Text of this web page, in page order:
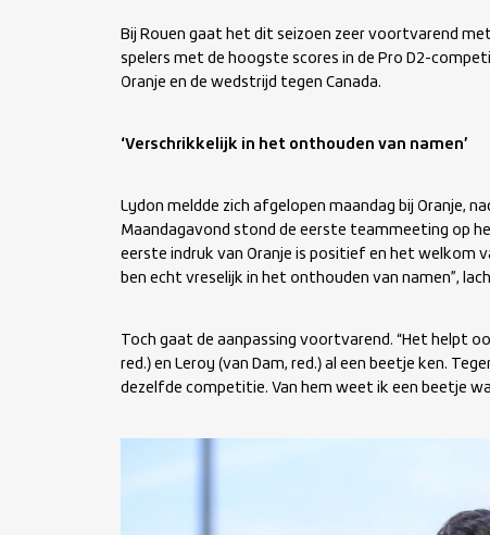
Bij Rouen gaat het dit seizoen zeer voortvarend
spelers met de hoogste scores in de Pro D2-
Oranje en de wedstrijd tegen Canada.
‘Verschrikkelijk in het onthouden van namen’
Lydon meldde zich afgelopen maandag bij Oranje,
Maandagavond stond de eerste teammeeting op
eerste indruk van Oranje is positief en het welkom
ben echt vreselijk in het onthouden van namen”,
Toch gaat de aanpassing voortvarend. “Het helpt
red.) en Leroy (van Dam, red.) al een beetje ken.
dezelfde competitie. Van hem weet ik een beetje